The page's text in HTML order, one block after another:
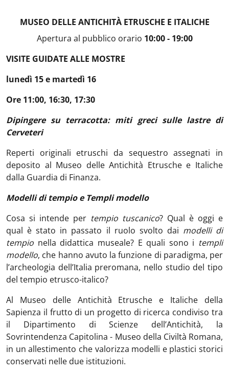
MUSEO DELLE ANTICHITÀ ETRUSCHE E ITALICHE
Apertura al pubblico orario 10:00 - 19:00
VISITE GUIDATE ALLE MOSTRE
lunedì 15 e martedì 16
Ore 11:00, 16:30, 17:30
Dipingere su terracotta: miti greci sulle lastre di
Cerveteri
Reperti originali etruschi da sequestro assegnati in
deposito al Museo delle Antichità Etrusche e Italiche
dalla Guardia di Finanza.
Modelli di tempio e Templi modello
Cosa si intende per tempio tuscanico? Qual è oggi e
qual è stato in passato il ruolo svolto dai modelli di
tempio nella didattica museale? E quali sono i templi
modello, che hanno avuto la funzione di paradigma, per
l’archeologia dell’Italia preromana, nello studio del tipo
del tempio etrusco-italico?
Al Museo delle Antichità Etrusche e Italiche della
Sapienza il frutto di un progetto di ricerca condiviso tra
il Dipartimento di Scienze dell’Antichità, la
Sovrintendenza Capitolina - Museo della Civiltà Romana,
in un allestimento che valorizza modelli e plastici storici
conservati nelle due istituzioni.